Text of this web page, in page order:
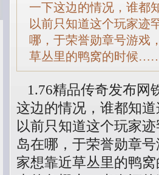
一下这边的情况，谁都
以前只知道这个玩家迹
哪，于荣誉勋章号游戏
草丛里的鸭窝的时候
1.76精品传奇发布网
这边的情况，谁都知
以前只知道这个玩家
岛在哪，于荣誉勋章
家想靠近草丛里的鸭